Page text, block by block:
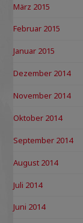
März 2015
Februar 2015
Januar 2015
Dezember 2014
November 2014
Oktober 2014
September 2014
August 2014
Juli 2014
Juni 2014